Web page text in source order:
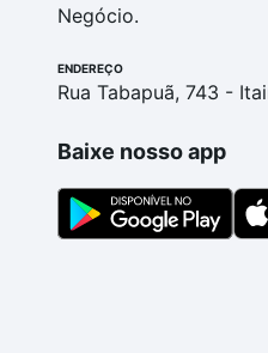
Negócio.
ENDEREÇO
Rua Tabapuã, 743 -
Baixe nosso app